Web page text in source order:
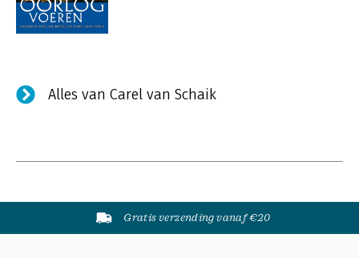
Alles van Carel van Schaik
Gratis verzending vanaf €20